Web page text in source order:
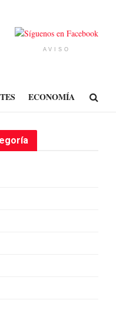
AVISO
ECONOMÍA